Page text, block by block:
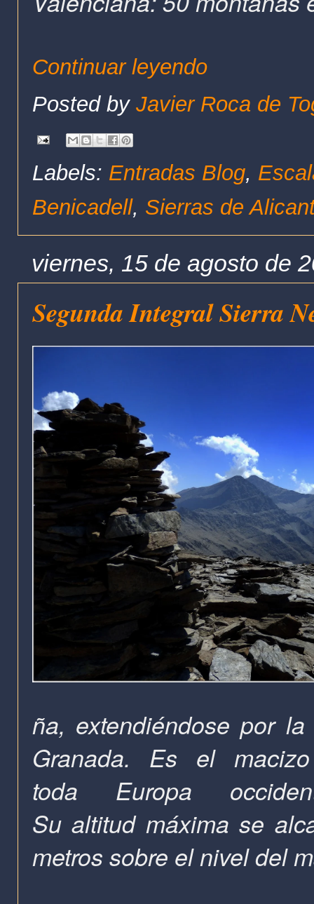
Continuar leyendo
Posted by Javier Roca de
Labels: Entradas Blog,
Benicadell, Sierras de
viernes, 15 de agosto de
Segunda Integral Sierra
ña, extendiéndose por
Granada. Es el
toda Europa
Su altitud máxima se
metros sobre el nivel del